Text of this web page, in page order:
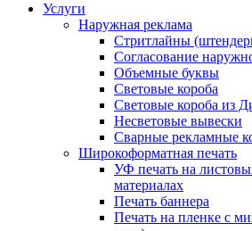
Услуги
Наружная реклама
Стритлайны
Согласование
Объемные буквы
Световые короба
Световые короба из
Несветовые вывески
Сварные рекламные
Широкоформатная печать
УФ печать на
материалах
Печать баннера
Печать на пленке с